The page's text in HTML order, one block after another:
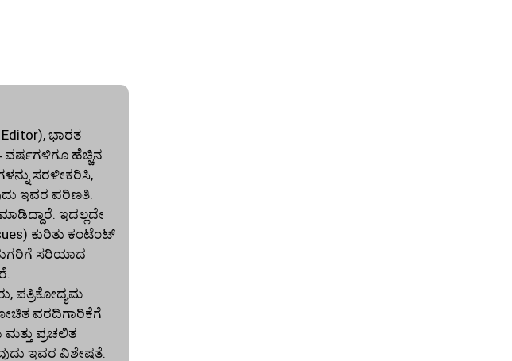
ಭಾರತ
ವರ್ಷಗಳಿಗೂ ಹೆಚ್ಚಿನ
ಸರಳೀಕರಿಸಿ,
ಇವರ ಪರಿಣತಿ.
ಇದಲ್ಲದೇ
ಕುರಿತು ಕಂಟೆಂಟ್
ಸರಿಯಾದ
ಪತ್ರಿಕೋದ್ಯಮ
ವರದಿಗಾರಿಕೆಗೆ
ಪ್ರಚಲಿತ
ಇವರ ವಿಶೇಷತೆ.